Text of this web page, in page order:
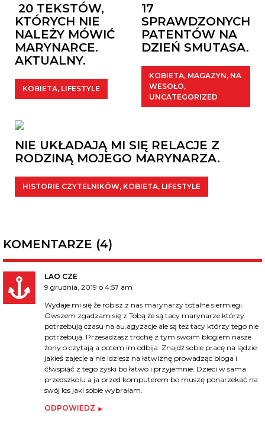
20 TEKSTÓW,
KTÓRYCH NIE
NALEŻY MÓWIĆ
MARYNARCE.
AKTUALNY.
KOBIETA, LIFESTYLE
17
SPRAWDZONYCH
PATENTÓW NA
DZIEŃ SMUTASA.
KOBIETA, MAGAZYN, NA
WESOŁO,
UNCATEGORIZED
NIE UKŁADAJĄ MI SIĘ RELACJE Z
RODZINĄ MOJEGO MARYNARZA.
HISTORIE CZYTELNIKÓW, KOBIETA, LIFESTYLE
KOMENTARZE (4)
LAO CZE
9 grudnia, 2019 o 4:57 am
Wydaje mi się że robisz z nas marynarzy totalne siermiegi.
Owszem zgadzam się z Tobą że są tacy marynarze którzy
potrzebują czasu na au.agyzacje ale są też tacy którzy tego nie
potrzebują. Przesadzasz trochę z tym swoim blogiem nasze
żony o czytają a potem im odbija. Znajdź sobie pracę na lądzie
jakieś zajecie a nie idziesz na łatwiznę prowadząc bloga i
ć!wspiąć z tego zyski bo łatwo i przyjemnie. Dzieci w sama
przedszkolu a ja przed komputerem bo muszę ponarzekać na
swój los jaki sobie wybrałam.
ODPOWIEDZ